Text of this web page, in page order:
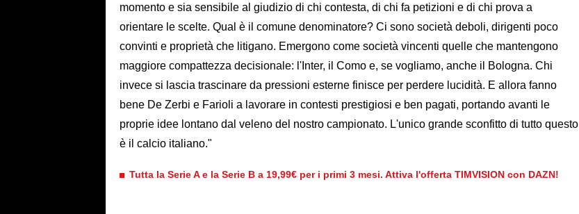
momento e sia sensibile al giudizio di chi contesta, di chi fa petizioni e di chi prova a
orientare le scelte. Qual è il comune denominatore? Ci sono società deboli, dirigenti poco
convinti e proprietà che litigano. Emergono come società vincenti quelle che mantengono
maggiore compattezza decisionale: l'Inter, il Como e, se vogliamo, anche il Bologna. Chi
invece si lascia trascinare da pressioni esterne finisce per perdere lucidità. E allora fanno
bene De Zerbi e Farioli a lavorare in contesti prestigiosi e ben pagati, portando avanti le
proprie idee lontano dal veleno del nostro campionato. L'unico grande sconfitto di tutto questo
è il calcio italiano."
Tutta la Serie A e la Serie B a 19,99€ per i primi 3 mesi. Attiva l'offerta TIMVISION con DAZN!